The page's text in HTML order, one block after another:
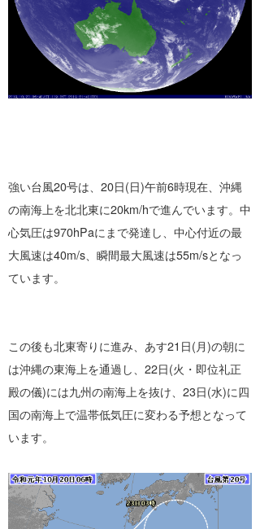
強い台風20号は、20日(日)午前6時現在、沖縄
の南海上を北北東に20km/hで進んでいます。中
心気圧は970hPaにまで発達し、中心付近の最
大風速は40m/s、瞬間最大風速は55m/sとなっ
ています。
この後も北東寄りに進み、あす21日(月)の朝に
は沖縄の東海上を通過し、22日(火・即位礼正
殿の儀)には九州の南海上を抜け、23日(水)に四
国の南海上で温帯低気圧に変わる予想となって
います。